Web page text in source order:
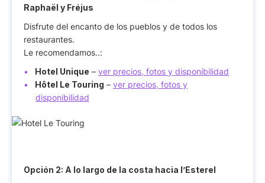
Raphaël y Fréjus
Disfrute del encanto de los pueblos y de todos los
restaurantes.
Le recomendamos..:
Hotel Unique – ver precios, fotos y disponibilidad
Hôtel Le Touring – ver precios, fotos y
disponibilidad
Opción 2: A lo largo de la costa hacia l’Esterel